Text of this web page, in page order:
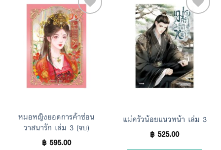
Add to
Wishlist
หมอหญิงยอดการค้าซ่อน
วาสนารัก เล่ม 3 (จบ)
฿595.00
Add to
Wishlist
แม่ครัวน้อยแนวหน้า เล่ม 3
฿525.00